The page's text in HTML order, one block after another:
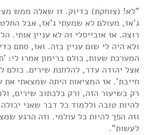
"לא! (צוחקת) בדיוק. זו שאלה ממש
ג'אז, מעולם לא שמעתי ג'אז, אבל
רוצה. אז אובייסלי זה לא עניין אותי.
ולא היה לי שום עניין בזה. ואז, סתם
המערכת שעות, כולם ברימון אמרו לי:
אצל יהודה עדר, להלחנת שירים. כולם
חייבת'. אז המציאות היתה שמצאתי את
רק בשיעור הזה, ורק בלכתוב שירים,
להיות טובה וללמוד כל דבר שאני
וזה הפך להיות כל עולמי. וזה הרגע
לעשות".